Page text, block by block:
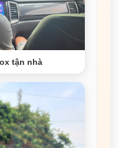
tận nhà